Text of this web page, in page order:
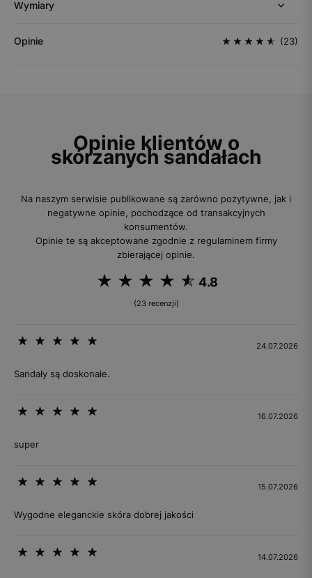
Wymiary
Opinie (23)
Opinie klientów o
skórzanych sandałach
Na naszym serwisie publikowane są zarówno pozytywne, jak i
negatywne opinie, pochodzące od transakcyjnych
konsumentów.
Opinie te są akceptowane zgodnie z regulaminem firmy
zbierającej opinie.
4.8
(23 recenzji)
24.07.2026
Sandały są doskonale.
16.07.2026
super
15.07.2026
Wygodne eleganckie skóra dobrej jakości
14.07.2026